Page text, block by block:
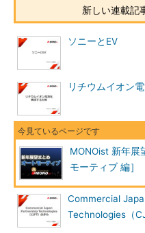
新しい連載記
ソニーとEV
リチウムイオン
MONOist 新年展
モーティブ 編］
Commercial
Technologies（